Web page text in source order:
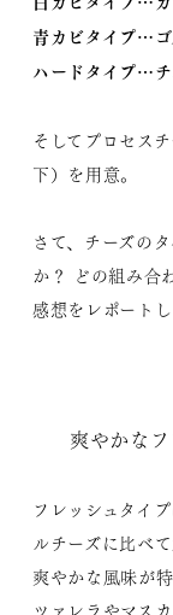
青カビタイプ…
ハードタイプ…チ
そしてプロセス
下）を用意。
さて、チーズの
か？ どの組み合
感想をレポートし
爽やかな
フレッシュタイ
ルチーズに比べ
爽やかな風味が